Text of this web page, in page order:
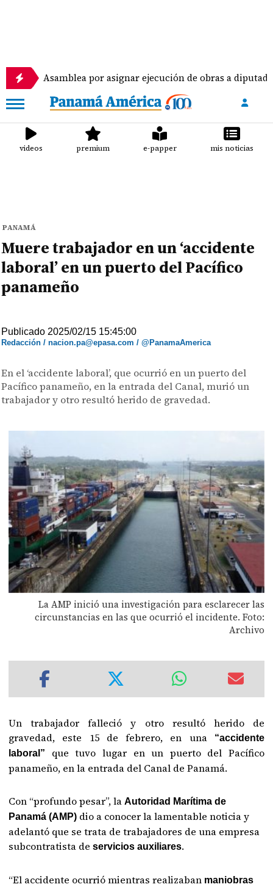
por asignar ejecución de obras a diputados
videos premium e-papper mis noticias
PANAMÁ
Muere trabajador en un ‘accidente
laboral’ en un puerto del Pacífico
panameño
Publicado 2025/02/15 15:45:00
Redacción / nacion.pa@epasa.com / @PanamaAmerica
En el ‘accidente laboral’, que ocurrió en un puerto del
Pacífico panameño, en la entrada del Canal, murió un
trabajador y otro resultó herido de gravedad.
La AMP inició una investigación para esclarecer las
circunstancias en las que ocurrió el incidente. Foto:
Archivo
Un trabajador falleció y otro resultó herido de
gravedad, este 15 de febrero, en una
“accidente
laboral”
que tuvo lugar en un puerto del Pacífico
panameño, en la entrada del Canal de Panamá.
Con “profundo pesar”, laAutoridad Marítima de
Panamá (AMP) dio a conocer la lamentable noticia y
adelantó que se trata de trabajadores de una empresa
subcontratista deservicios auxiliares.
“El accidente ocurrió mientras realizaban maniobras